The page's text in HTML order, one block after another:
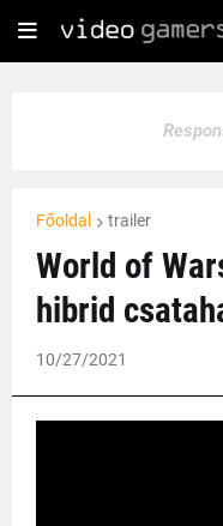
Főoldal trailer
World of
hibrid
10/27/2021